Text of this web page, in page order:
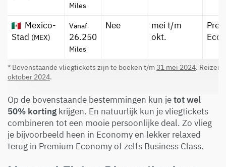
Miles
Mexico-
Stad (MEX)
Vanaf
26.250
Miles
Nee
mei t/m
okt.
Eco.
* Bovenstaande vliegtickets zijn te boeken t/m 31 mei 2024. Reizen
oktober 2024.
Op de bovenstaande bestemmingen kun jetot wel
50% korting krijgen. En natuurlijk kun je vliegtickets
combineren tot een mooie persoonlijke deal. Zo vlieg
je bijvoorbeeld heen in Economy en lekker relaxed
terug in Premium Economy of zelfs Business Class.